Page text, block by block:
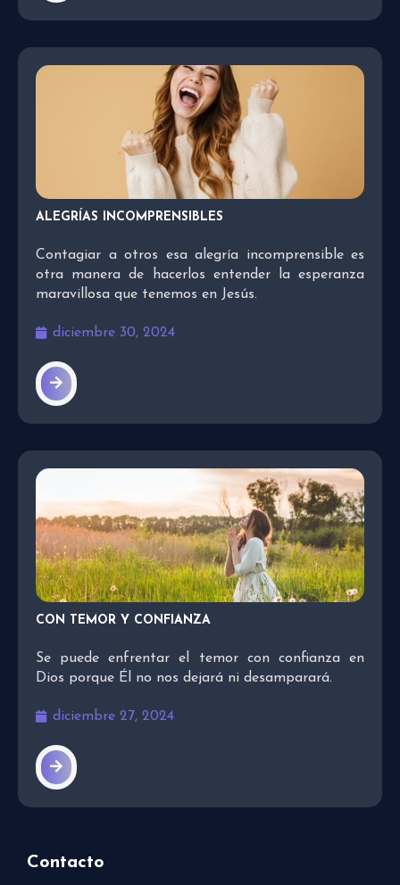
ALEGRÍAS INCOMPRENSIBLES
Contagiar a otros esa alegría incomprensible es
otra manera de hacerlos entender la esperanza
maravillosa que tenemos en Jesús.
diciembre 30, 2024
CON TEMOR Y CONFIANZA
Se puede enfrentar el temor con confianza en
Dios porque Él no nos dejará ni desamparará.
diciembre 27, 2024
Contacto